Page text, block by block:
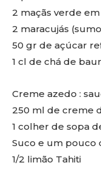
2 maçãs verde
2 maracujás
50 gr de açúcar
1 cl de chá de
Creme azedo :
250 ml de creme
1 colher de sopa
Suco e um pouco
1/2 limão Tahiti